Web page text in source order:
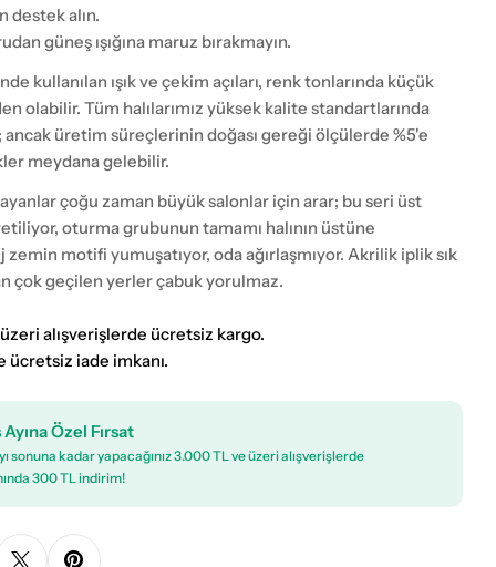
destek alın.
güneş ışığına maruz bırakmayın.
kullanılan ışık ve çekim açıları, renk tonlarında küçük
olabilir. Tüm halılarımız yüksek kalite standartlarında
üretim süreçlerinin doğası gereği ölçülerde %5'e
meydana gelebilir.
çoğu zaman büyük salonlar için arar; bu seri üst
oturma grubunun tamamı halının üstüne
motifi yumuşatıyor, oda ağırlaşmıyor. Akrilik iplik sık
çok geçilen yerler çabuk yorulmaz.
alışverişlerde ücretsiz kargo.
ücretsiz iade imkanı.
Özel Fırsat
sonuna kadar yapacağınız 3.000 TL ve üzeri alışverişlerde
300 TL indirim!